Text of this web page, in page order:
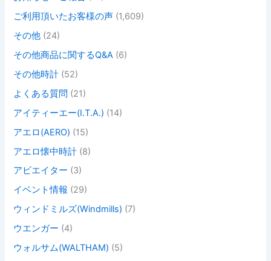
ご利用頂いたお客様の声 (1,609)
その他 (24)
その他商品に関するQ&A (6)
その他時計 (52)
よくある質問 (21)
アイティーエー(I.T.A.) (14)
アエロ(AERO) (15)
アエロ懐中時計 (8)
アビエイター (3)
イベント情報 (29)
ウィンドミルズ(Windmills) (7)
ウエンガー (4)
ウォルサム(WALTHAM) (5)